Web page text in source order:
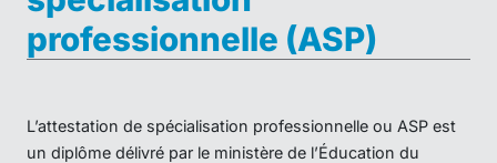
professionnelle (ASP)
L’attestation de spécialisation professionnelle ou ASP est
un diplôme délivré par le ministère de l’Éducation du